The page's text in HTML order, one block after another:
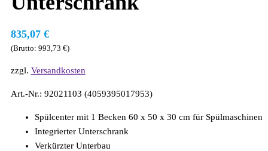
835,07 €
(Brutto: 993,73 €)
zzgl. Versandkosten
Art.-Nr.: 92021103 (4059395017953)
Spülcenter mit 1 Becken 60 x 50 x 30 cm für Spülmaschinen
Integrierter Unterschrank
Verkürzter Unterbau